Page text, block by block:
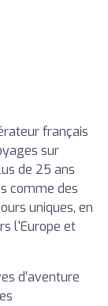
français
sur
de 25 ans
comme des
uniques, en
l'Europe et
d'aventure